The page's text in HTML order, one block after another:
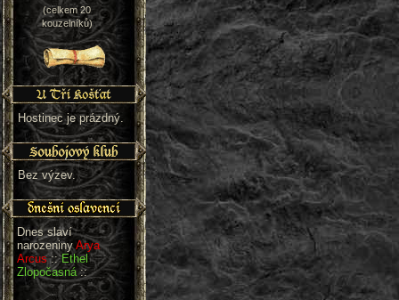
(celkem 20
kouzelníků)
Hostinec je prázdný.
Bez výzev.
Dnes slaví
narozeninyArya
Arcus::Ethel
Zlopočasná::